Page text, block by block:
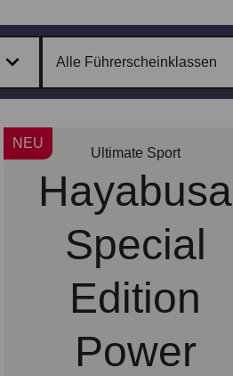
Alle Führerscheinklassen
Ultimate Sport
Hayabusa
Special
Edition
Power
NEU